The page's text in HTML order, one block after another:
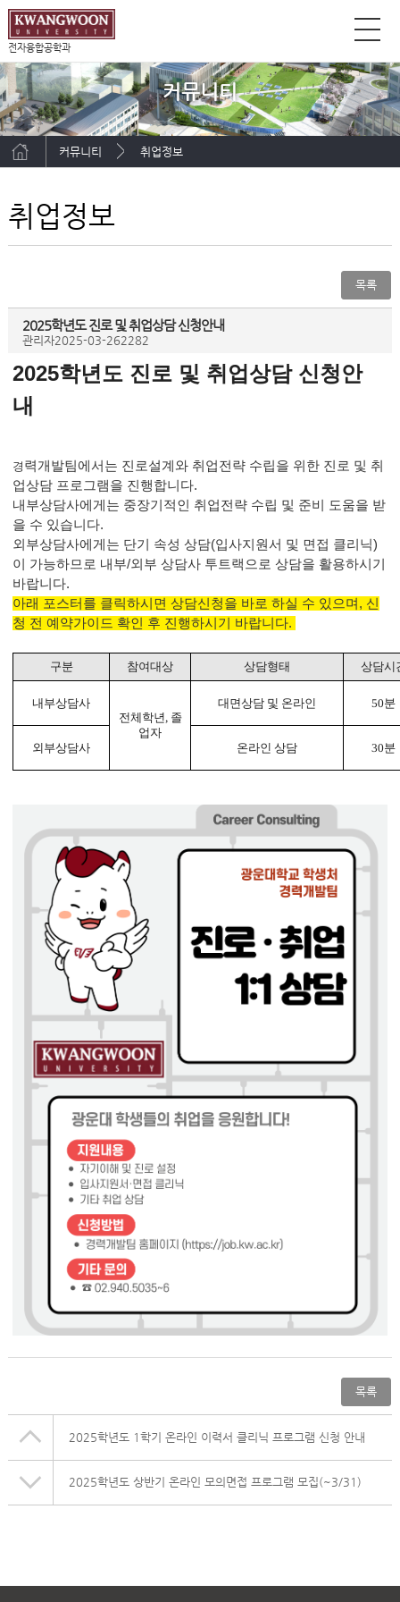
전자융합공학과
커뮤니티
커뮤니티 취업정보
취업정보
목록
2025학년도 진로 및 취업상담 신청안내
관리자2025-03-262282
2025학년도 진로 및 취업상담 신청안
내
경 력개발팀에서는 진로설계와 취업전략 수립을 위한 진로 및 취
업상담 프로그램을 진행합니다.
내부상담사에게는 중장기적인 취업전략 수립 및 준비 도움을 받
을 수 있습니다.
외부상담사에게는 단기 속성 상담(입사지원서 및 면접 클리닉)
이 가능하므로 내부/외부 상담사 투트랙으로 상담을 활용하시기
바랍니다.
아래 포스터를 클릭하시면 상담신청을 바로 하실 수 있으며, 신
청 전 예약가이드 확인 후 진행하시기 바랍니다.
구분 참여대상 상담형태 상담시
내부상담사
전체학년, 졸
업자
대면상담 및 온라인 50분
외부상담사 온라인 상담 30분
목록
2025학년도 1학기 온라인 이력서 클리닉 프로그램 신청 안내
2025학년도 상반기 온라인 모의면접 프로그램 모집(~3/31)